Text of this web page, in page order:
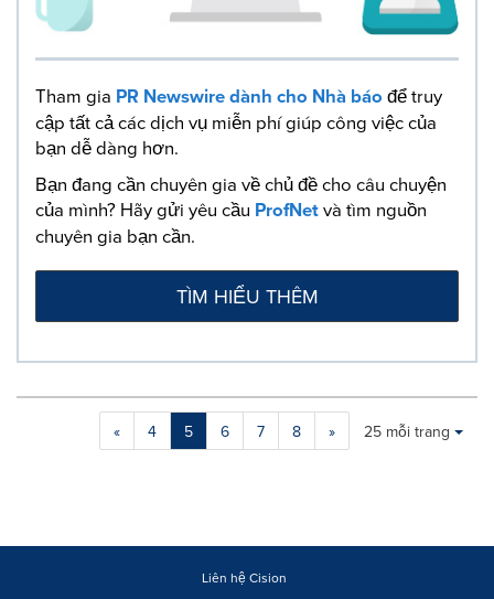
Tham gia PR Newswire dành cho Nhà báo để truy
cập tất cả các dịch vụ miễn phí giúp công việc của
bạn dễ dàng hơn.
Bạn đang cần chuyên gia về chủ đề cho câu chuyện
của mình? Hãy gửi yêu cầu ProfNetvà tìm nguồn
chuyên gia bạn cần.
TÌM HIỂU THÊM
« 4 5 6 7 8 »
Making
will
Items per page:
25 mỗi trang
Liên hệ Cision